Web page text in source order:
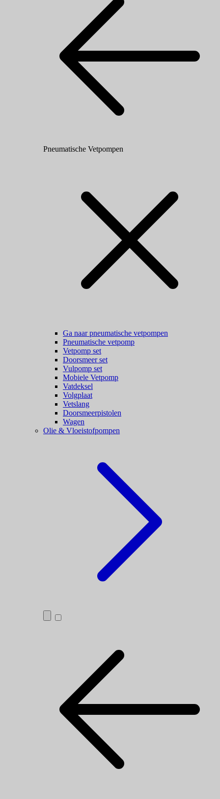
Pneumatische Vetpompen
Ga naar pneumatische vetpompen
Pneumatische vetpomp
Vetpomp set
Doorsmeer set
Vulpomp set
Mobiele Vetpomp
Vatdeksel
Volgplaat
Vetslang
Doorsmeerpistolen
Wagen
Olie & Vloeistofpompen